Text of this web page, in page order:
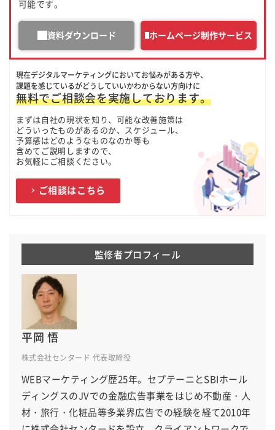
可能です。
資料ダウンロード ホームページ制作サービス
現在デジタルマーケティングにおいてお悩みがある方や、
課題を感じているがどうしていいかわからない方向けに
無料でご相談会を実施しております。
まずは自社の現状を知り、可能な改善施策は
どういったものがあるのか、スケジュール、
予算感はどのようなものなのか等も
含めてご説明しますので、
お気軽にご相談ください。
ご相談はこちら
監修者プロフィール
平岡 悟
株式会社センタード 代表取締役
WEBマーケティング歴25年。セプテーニとSBIホール
ディングスのJVでの金融広告事業をはじめ不動産・人
材・旅行・化粧品等多業界広告での経験を経て2010年